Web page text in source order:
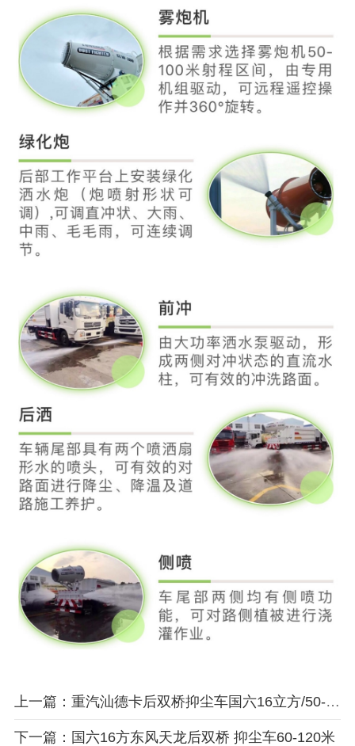
上一篇：重汽汕德卡后双桥抑尘车国六16立方/50-120米雾炮
下一篇：国六16方东风天龙后双桥 抑尘车60-120米